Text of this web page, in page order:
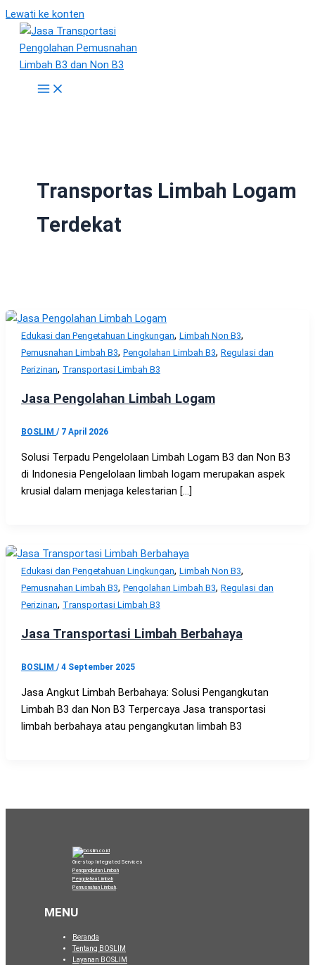
Lewati ke konten
Transportas Limbah Logam
Terdekat
Edukasi dan Pengetahuan Lingkungan, Limbah Non B3,
Pemusnahan Limbah B3, Pengolahan Limbah B3, Regulasi dan
Perizinan, Transportasi Limbah B3
Jasa Pengolahan Limbah Logam
BOSLIM / 7 April 2026
Solusi Terpadu Pengelolaan Limbah Logam B3 dan Non B3
di Indonesia Pengelolaan limbah logam merupakan aspek
krusial dalam menjaga kelestarian […]
Edukasi dan Pengetahuan Lingkungan, Limbah Non B3,
Pemusnahan Limbah B3, Pengolahan Limbah B3, Regulasi dan
Perizinan, Transportasi Limbah B3
Jasa Transportasi Limbah Berbahaya
BOSLIM /4 September 2025
Jasa Angkut Limbah Berbahaya: Solusi Pengangkutan
Limbah B3 dan Non B3 Terpercaya Jasa transportasi
limbah berbahaya atau pengangkutan limbah B3
One-stop Integrated Services
Pengangkutan Limbah
Pengolahan Limbah
Pemusnahan Limbah.
MENU
Beranda
Tentang BOSLIM
Layanan BOSLIM